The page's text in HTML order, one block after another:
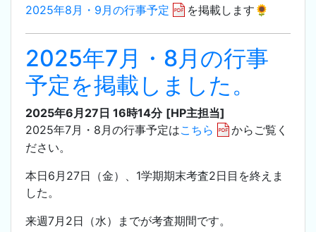
2025年8月・9月の行事予定
を掲載します🌻
2025年7月・8月の行事
予定を掲載しました。
2025年6月27日 16時14分 [HP主担当]
2025年7月・8月の行事予定はこちら
からご覧く
ださい。
本日6月27日（金）、1学期期末考査2日目を終えま
した。
来週7月2日（水）までが考査期間です。